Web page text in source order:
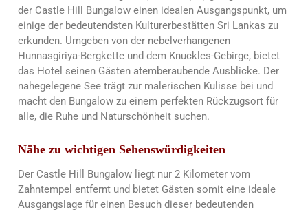
der Castle Hill Bungalow einen idealen Ausgangspunkt, um
einige der bedeutendsten Kulturerbestätten Sri Lankas zu
erkunden. Umgeben von der nebelverhangenen
Hunnasgiriya-Bergkette und dem Knuckles-Gebirge, bietet
das Hotel seinen Gästen atemberaubende Ausblicke. Der
nahegelegene See trägt zur malerischen Kulisse bei und
macht den Bungalow zu einem perfekten Rückzugsort für
alle, die Ruhe und Naturschönheit suchen.
Nähe zu wichtigen Sehenswürdigkeiten
Der Castle Hill Bungalow liegt nur 2 Kilometer vom
Zahntempel entfernt und bietet Gästen somit eine ideale
Ausgangslage für einen Besuch dieser bedeutenden